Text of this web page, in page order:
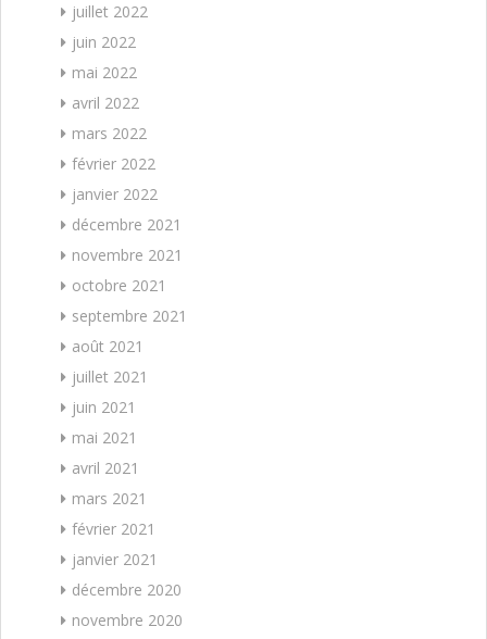
juillet 2022
juin 2022
mai 2022
avril 2022
mars 2022
février 2022
janvier 2022
décembre 2021
novembre 2021
octobre 2021
septembre 2021
août 2021
juillet 2021
juin 2021
mai 2021
avril 2021
mars 2021
février 2021
janvier 2021
décembre 2020
novembre 2020